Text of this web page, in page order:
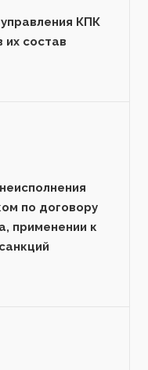
КПК
их состав
по договору
применении к